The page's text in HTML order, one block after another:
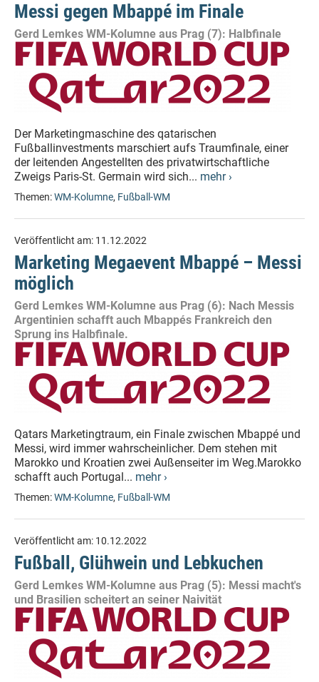
Messi gegen Mbappé im Finale
Gerd Lemkes WM-Kolumne aus Prag (7): Halbfinale
Der Marketingmaschine des qatarischen
Fußballinvestments marschiert aufs Traumfinale, einer
der leitenden Angestellten des privatwirtschaftliche
Zweigs Paris-St. Germain wird sich... mehr ›
Themen:WM-Kolumne, Fußball-WM
Veröffentlicht am: 11.12.2022
Marketing Megaevent Mbappé – Messi
möglich
Gerd Lemkes WM-Kolumne aus Prag (6): Nach Messis
Argentinien schafft auch Mbappés Frankreich den
Sprung ins Halbfinale.
Qatars Marketingtraum, ein Finale zwischen Mbappé und
Messi, wird immer wahrscheinlicher. Dem stehen mit
Marokko und Kroatien zwei Außenseiter im Weg.Marokko
schafft auch Portugal... mehr ›
Themen:WM-Kolumne, Fußball-WM
Veröffentlicht am: 10.12.2022
Fußball, Glühwein und Lebkuchen
Gerd Lemkes WM-Kolumne aus Prag (5): Messi macht's
und Brasilien scheitert an seiner Naivität